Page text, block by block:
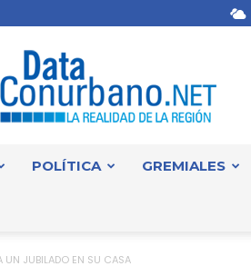
POLÍTICA GREMIALES
UN JUBILADO EN SU CASA